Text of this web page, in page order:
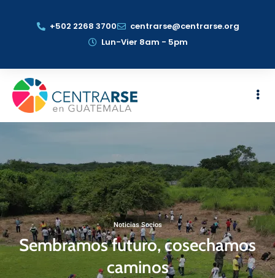
+502 2268 3700
centrarse@centrarse.org
Lun-Vier 8am - 5pm
Noticias Socios
Sembramos futuro, cosechamos
caminos